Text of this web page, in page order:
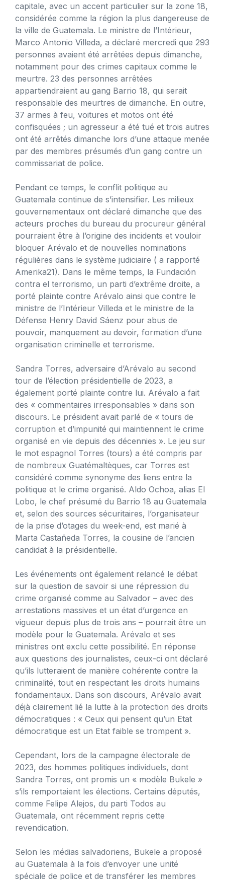
capitale, avec un accent particulier sur la zone 18,
considérée comme la région la plus dangereuse de
la ville de Guatemala. Le ministre de l’Intérieur,
Marco Antonio Villeda, a déclaré mercredi que 293
personnes avaient été arrêtées depuis dimanche,
notamment pour des crimes capitaux comme le
meurtre. 23 des personnes arrêtées
appartiendraient au gang Barrio 18, qui serait
responsable des meurtres de dimanche. En outre,
37 armes à feu, voitures et motos ont été
confisquées ; un agresseur a été tué et trois autres
ont été arrêtés dimanche lors d’une attaque menée
par des membres présumés d’un gang contre un
commissariat de police.
Pendant ce temps, le conflit politique au
Guatemala continue de s’intensifier. Les milieux
gouvernementaux ont déclaré dimanche que des
acteurs proches du bureau du procureur général
pourraient être à l’origine des incidents et vouloir
bloquer Arévalo et de nouvelles nominations
régulières dans le système judiciaire ( a rapporté
Amerika21). Dans le même temps, la Fundación
contra el terrorismo, un parti d’extrême droite, a
porté plainte contre Arévalo ainsi que contre le
ministre de l’Intérieur Villeda et le ministre de la
Défense Henry David Sáenz pour abus de
pouvoir, manquement au devoir, formation d’une
organisation criminelle et terrorisme.
Sandra Torres, adversaire d’Arévalo au second
tour de l’élection présidentielle de 2023, a
également porté plainte contre lui. Arévalo a fait
des « commentaires irresponsables » dans son
discours. Le président avait parlé de « tours de
corruption et d’impunité qui maintiennent le crime
organisé en vie depuis des décennies ». Le jeu sur
le mot espagnol Torres (tours) a été compris par
de nombreux Guatémaltèques, car Torres est
considéré comme synonyme des liens entre la
politique et le crime organisé. Aldo Ochoa, alias El
Lobo, le chef présumé du Barrio 18 au Guatemala
et, selon des sources sécuritaires, l’organisateur
de la prise d’otages du week-end, est marié à
Marta Castañeda Torres, la cousine de l’ancien
candidat à la présidentielle.
Les événements ont également relancé le débat
sur la question de savoir si une répression du
crime organisé comme au Salvador – avec des
arrestations massives et un état d’urgence en
vigueur depuis plus de trois ans – pourrait être un
modèle pour le Guatemala. Arévalo et ses
ministres ont exclu cette possibilité. En réponse
aux questions des journalistes, ceux-ci ont déclaré
qu’ils lutteraient de manière cohérente contre la
criminalité, tout en respectant les droits humains
fondamentaux. Dans son discours, Arévalo avait
déjà clairement lié la lutte à la protection des droits
démocratiques : « Ceux qui pensent qu’un Etat
démocratique est un Etat faible se trompent ».
Cependant, lors de la campagne électorale de
2023, des hommes politiques individuels, dont
Sandra Torres, ont promis un « modèle Bukele »
s’ils remportaient les élections. Certains députés,
comme Felipe Alejos, du parti Todos au
Guatemala, ont récemment repris cette
revendication.
Selon les médias salvadoriens, Bukele a proposé
au Guatemala à la fois d’envoyer une unité
spéciale de police et de transférer les membres